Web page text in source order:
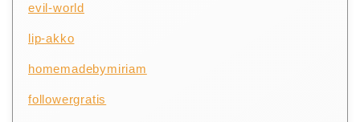
evil-world
lip-akko
homemadebymiriam
followergratis